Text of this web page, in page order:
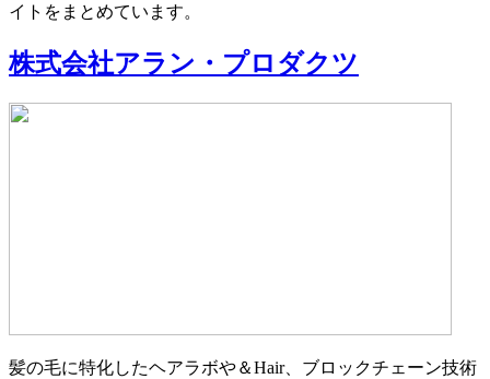
イトをまとめています。
株式会社アラン・プロダクツ
髪の毛に特化したヘアラボや＆Hair、ブロックチェーン技術